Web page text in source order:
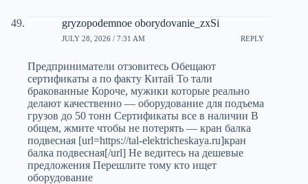
gryzopodemnoe oborydovanie_zxSi
JULY 28, 2026 / 7:31 AM REPLY
Предприниматели отзовитесь Обещают
сертификаты а по факту Китай То тали
бракованные Короче, мужики которые реально
делают качественно — оборудование для подъема
грузов до 50 тонн Сертификаты все в наличии В
общем, жмите чтобы не потерять — кран балка
подвесная [url=https://tal-elektricheskaya.ru]кран
балка подвесная[/url] Не ведитесь на дешевые
предложения Перешлите тому кто ищет
оборудование